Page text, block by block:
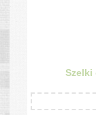
Szelki